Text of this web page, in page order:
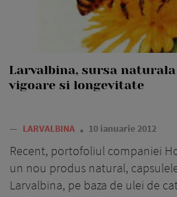
Larvalbina, sursa
vigoare si longevitate
— LARVALBINA 10 ianuarie 2012
Recent, portofoliul companiei
un nou produs natural,
Larvalbina, pe baza de ulei de